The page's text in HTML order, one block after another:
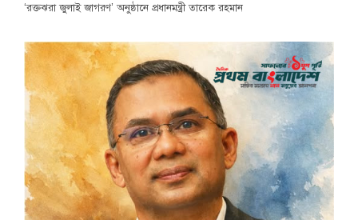
‘রক্তঝরা জুলাই জাগরণ’ অনুষ্ঠানে প্রধানমন্ত্রী তারেক রহমান